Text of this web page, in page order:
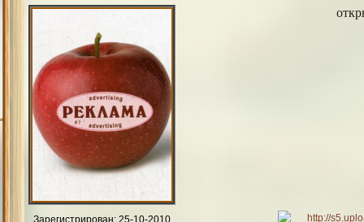
Зарегистрирован: 25-10-2010